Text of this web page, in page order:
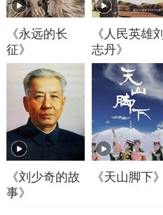
《永远的长
征》
《人民英雄刘
志丹》
《刘少奇的故
事》
《天山脚下》